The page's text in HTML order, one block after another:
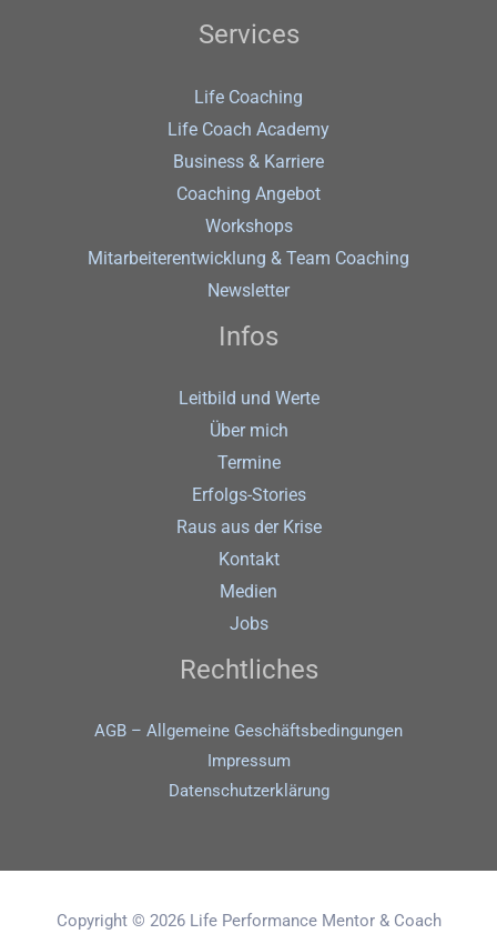
Services
Life Coaching
Life Coach Academy
Business & Karriere
Coaching Angebot
Workshops
Mitarbeiterentwicklung & Team Coaching
Newsletter
Infos
Leitbild und Werte
Über mich
Termine
Erfolgs-Stories
Raus aus der Krise
Kontakt
Medien
Jobs
Rechtliches
AGB – Allgemeine Geschäftsbedingungen
Impressum
Datenschutz­erklärung
Copyright © 2026 Life Performance Mentor & Coach